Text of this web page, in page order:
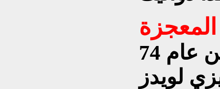
المعجزة
باحدى ايام حزيران من عام 74
لويدز